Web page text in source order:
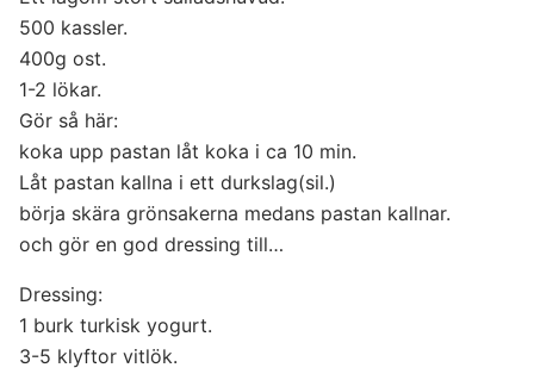
500 kassler.
400g ost.
1-2 lökar.
Gör så här:
koka upp pastan låt koka i ca 10 min.
Låt pastan kallna i ett durkslag(sil.)
börja skära grönsakerna medans pastan kallnar.
och gör en god dressing till…
Dressing:
1 burk turkisk yogurt.
3-5 klyftor vitlök.